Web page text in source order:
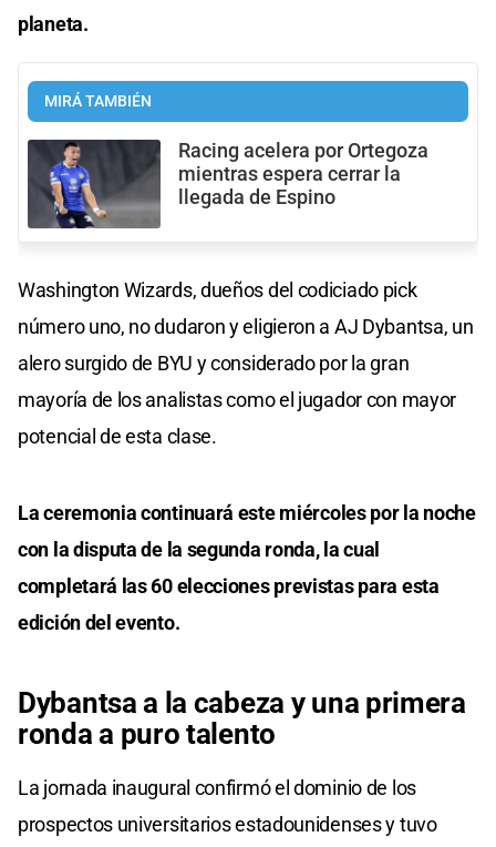
planeta.
MIRÁ TAMBIÉN
Racing acelera por Ortegoza
mientras espera cerrar la
llegada de Espino
Washington Wizards, dueños del codiciado pick
número uno, no dudaron y eligieron a AJ Dybantsa, un
alero surgido de BYU y considerado por la gran
mayoría de los analistas como el jugador con mayor
potencial de esta clase.
La ceremonia continuará este miércoles por la noche
con la disputa de la segunda ronda, la cual
completará las 60 elecciones previstas para esta
edición del evento.
Dybantsa a la cabeza y una primera
ronda a puro talento
La jornada inaugural confirmó el dominio de los
prospectos universitarios estadounidenses y tuvo